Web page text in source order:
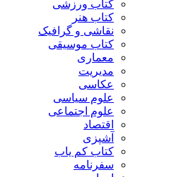
کتاب ورزشی
کتاب هنر
نقاشی و گرافیک
کتاب موسیقی
معماری
مدیریت
عکاسی
علوم سیاسی
علوم اجتماعی
اقتصاد
آشپزی
کتاب کم یاب
سفرنامه